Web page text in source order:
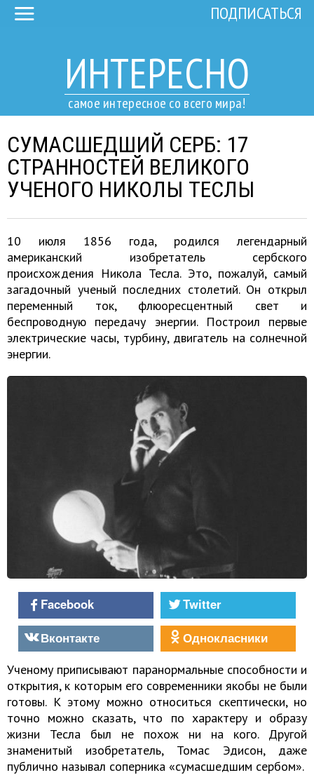
ИНТЕРЕСНО
самое интересное со всего мира!
ПОДПИСАТЬСЯ
СУМАСШЕДШИЙ СЕРБ: 17
СТРАННОСТЕЙ ВЕЛИКОГО
УЧЕНОГО НИКОЛЫ ТЕСЛЫ
10 июля 1856 года, родился легендарный
американский изобретатель сербского
происхождения Никола Тесла. Это, пожалуй, самый
загадочный ученый последних столетий. Он открыл
переменный ток, флюоресцентный свет и
беспроводную передачу энергии. Построил первые
электрические часы, турбину, двигатель на солнечной
энергии.
Facebook
Twitter
Вконтакте
Однокласники
Ученому приписывают паранормальные способности и
открытия, к которым его современники якобы не были
готовы. К этому можно относиться скептически, но
точно можно сказать, что по характеру и образу
жизни Тесла был не похож ни на кого. Другой
знаменитый изобретатель, Томас Эдисон, даже
публично называл соперника «сумасшедшим сербом».